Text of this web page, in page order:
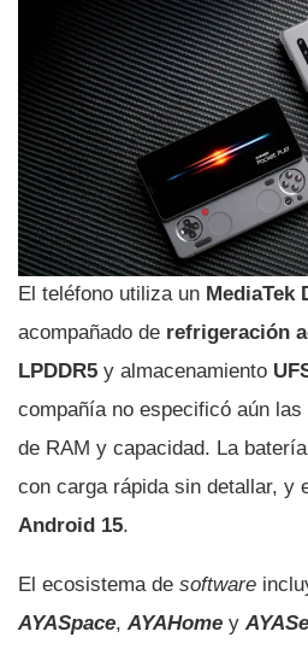
El teléfono utiliza un MediaTek
acompañado de refrigeración
LPDDR5 y almacenamiento
compañía no especificó aún
de RAM y capacidad. La
con carga rápida sin detallar, y
Android 15.
El ecosistema de software
AYASpace, AYAHome y